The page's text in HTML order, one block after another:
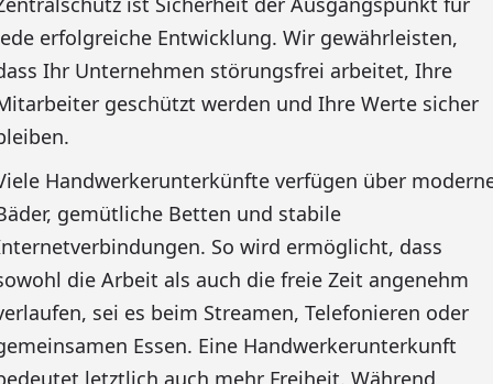
erfolgreiche Entwicklung. Wir gewährleisten,
Ihr Unternehmen störungsfrei arbeitet, Ihre
geschützt werden und Ihre Werte sicher
Handwerkerunterkünfte verfügen über
gemütliche Betten und stabile
So wird ermöglicht, dass
die Arbeit als auch die freie Zeit angenehm
sei es beim Streamen, Telefonieren oder
Essen. Eine Handwerkerunterkunft